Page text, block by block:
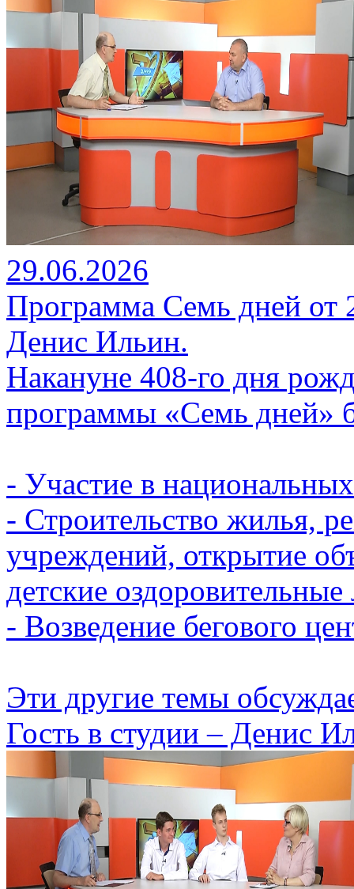
29.06.2026
Программа Семь дней от
Денис Ильин.
Накануне 408-го дня
программы «Семь дней»
- Участие в
- Строительство жилья,
учреждений, открытие
детские оздоровительные
- Возведение бегового
Эти другие темы
Гость в студии – Денис